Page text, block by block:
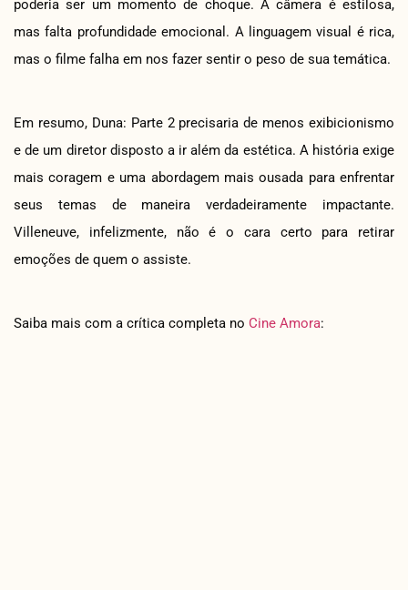
poderia ser um momento de choque. A câmera é estilosa,
mas falta profundidade emocional. A linguagem visual é rica,
mas o filme falha em nos fazer sentir o peso de sua temática.
Em resumo, Duna: Parte 2 precisaria de menos exibicionismo
e de um diretor disposto a ir além da estética. A história exige
mais coragem e uma abordagem mais ousada para enfrentar
seus temas de maneira verdadeiramente impactante.
Villeneuve, infelizmente, não é o cara certo para retirar
emoções de quem o assiste.
Saiba mais com a crítica completa no Cine Amora: